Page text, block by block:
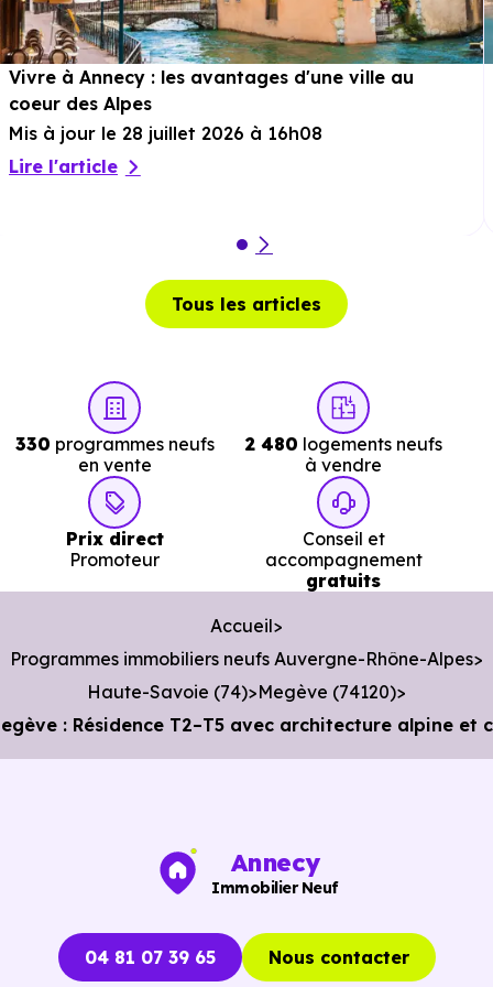
Services :
Police : Gendarmerie - Brigade de Megève
soit 4 min en voiture ou à 1.9 km, soit 23 min à pied
voiture ou à 1.7 km, soit 21 min à pied
Bibliothèque :
Bibliopraline
à 3 km, soit 4 min en
voiture ou à 2.8 km, soit 34 min à pied
Vivre à Annecy : les avantages d'une ville au
coeur des Alpes
Mis à jour le 28 juillet 2026 à 16h08
Lire l'article
Tous les articles
330 programmes neufs
en vente
2 480 logements neufs
à vendre
Prix direct
Promoteur
Conseil et
accompagnement
gratuits
Accueil
Programmes immobiliers neufs Auvergne-Rhône-Alpes
Haute-Savoie (74) Megève (74120)
: Résidence T2–T5 avec architecture alpine
Annecy
Immobilier Neuf
04 81 07 39 65 Nous contacter